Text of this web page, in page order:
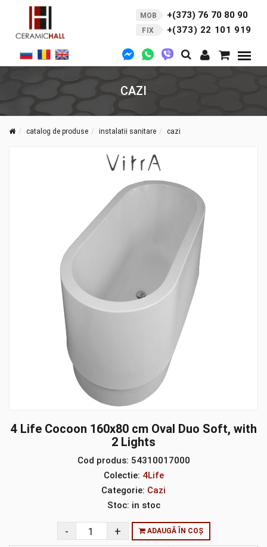
MOB +(373) 76 70 80 90
FIX +(373) 22 101 919
CAZI
catalog de produse instalatii sanitare cazi
4 Life Cocoon 160x80 cm Oval Duo Soft, with
2 Lights
Cod produs: 54310017000
Colectie: 4Life
Categorie: Cazi
Stoc: in stoc
ADAUGĂ ÎN COȘ